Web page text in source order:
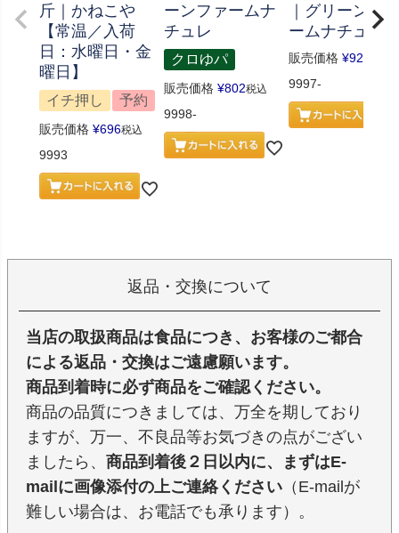
斤｜かねこや
【常温／入荷
日：水曜日・金
曜日】
イチ押し 予約
販売価格 ¥696税込
9993
ーンファームナ
チュレ
クロゆパ
販売価格 ¥802税込
9998-
｜グリーンフ
ームナチュレ
販売価格 ¥926
9997-
返品・交換について
当店の取扱商品は食品につき、お客様のご都合
による返品・交換はご遠慮願います。
商品到着時に必ず商品をご確認ください。
商品の品質につきましては、万全を期しており
ますが、万一、不良品等お気づきの点がござい
ましたら、 商品到着後２日以内に、まずはE-
mailに画像添付の上ご連絡ください （E-mailが
難しい場合は、お電話でも承ります）。